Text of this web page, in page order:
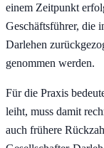
einem Zeitpunkt
Geschäftsführer, die
Darlehen
genommen werden.
Für die Praxis
leiht, muss damit
auch frühere